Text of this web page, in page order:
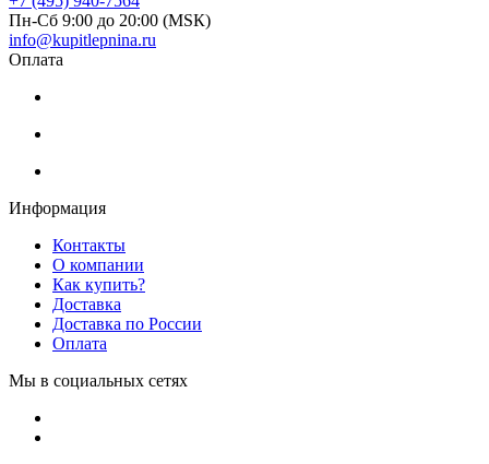
Пн-Сб 9:00 до 20:00 (МSК)
info@kupitlepnina.ru
Оплата
Информация
Контакты
О компании
Как купить?
Доставка
Доставка по России
Оплата
Мы в социальных сетях